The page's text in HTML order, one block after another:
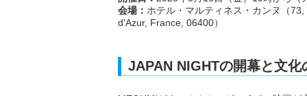
会場： ホテル・マルティネス・カンヌ（
d'Azur, France, 06400）
JAPAN NIGHTの開幕と文化